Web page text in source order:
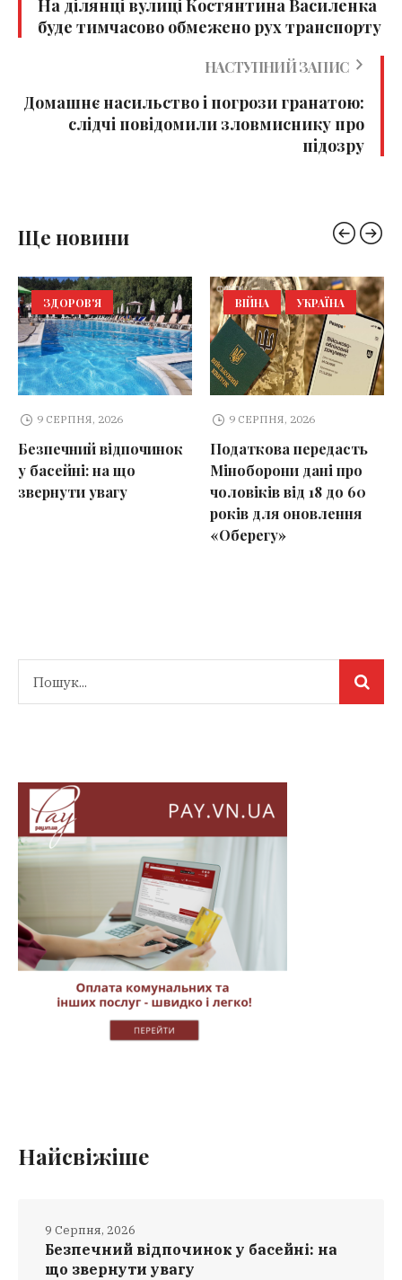
На ділянці вулиці Костянтина Василенка
буде тимчасово обмежено рух транспорту
НАСТУПНИЙ ЗАПИС
Домашнє насильство і погрози гранатою:
слідчі повідомили зловмиснику про
підозру
Ще новини
ЗДОРОВ'Я
9 СЕРПНЯ, 2026
Безпечний відпочинок
у басейні: на що
звернути увагу
ВІЙНА УКРАЇНА
9 СЕРПНЯ, 2026
Податкова передасть
Міноборони дані про
чоловіків від 18 до 60
років для оновлення
«Оберегу»
Найсвіжіше
Безпечний відпочинок у басейні: на
що звернути увагу
9 Серпня, 2026